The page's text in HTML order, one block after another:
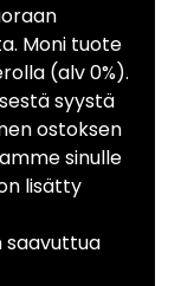
Moni tuote
(alv 0%).
syystä
ostoksen
sinulle
lisätty
saavuttua